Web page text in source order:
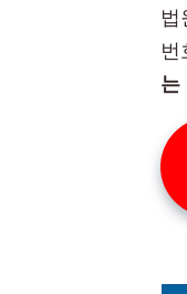
는